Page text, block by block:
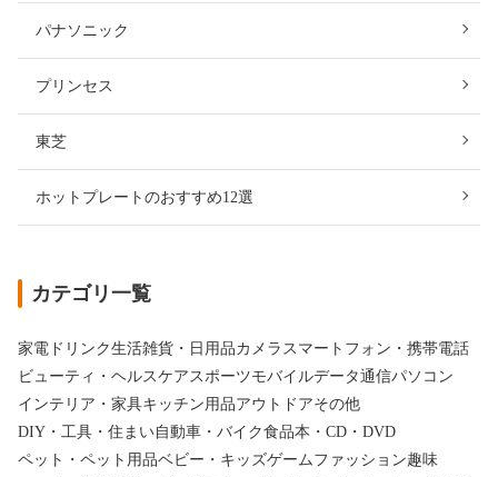
パナソニック
プリンセス
東芝
ホットプレートのおすすめ12選
カテゴリ一覧
家電 ドリンク生活雑貨・日用品カメラ スマートフォン・携帯電話
ビューティ・ヘルスケア スポーツモバイルデータ通信パソコン
インテリア・家具キッチン用品アウトドアその他
DIY・工具・住まい自動車・バイク食品本・CD・DVD
ペット・ペット用品ベビー・キッズゲーム ファッション趣味